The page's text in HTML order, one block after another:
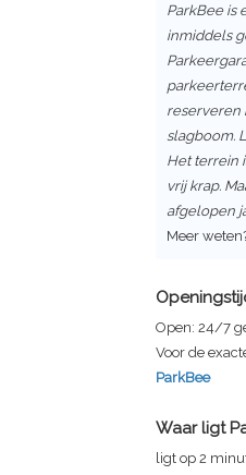
ParkBee is
inmiddels
reserveren
slagboom.
Het terrein
vrij krap.
afgelopen
Meer
Open: 24/7
Voor de
ParkBee
Waar ligt
ligt op 2